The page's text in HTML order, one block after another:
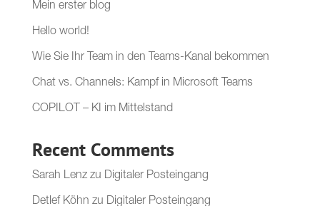
Mein erster blog
Hello world!
Wie Sie Ihr Team in den Teams-Kanal bekommen
Chat vs. Channels: Kampf in Microsoft Teams
COPILOT – KI im Mittelstand
Recent Comments
Sarah Lenzzu Digitaler Posteingang
Detlef Köhn zu Digitaler Posteingang